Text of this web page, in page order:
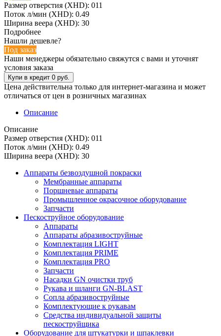
Размер отверстия (XHD): 011
Поток л/мин (XHD): 0.49
Ширина веера (XHD): 30
Подробнее
Нашли дешевле?
Под заказ
Наши менеджеры обязательно свяжутся с вами и уточнят
условия заказа
Цена действительна только для интернет-магазина и может
отличаться от цен в розничных магазинах
Описание
Описание
Размер отверстия (XHD): 011
Поток л/мин (XHD): 0.49
Ширина веера (XHD): 30
Аппараты безвоздушной покраски
Мембранные аппараты
Поршневые аппараты
Промышленное окрасочное оборудование
Запчасти
Пескоструйное оборудование
Аппараты
Аппараты абразивоструйные
Комплектация LIGHT
Комплектация PRIME
Комплектация PRO
Запчасти
Насадки GN очистки труб
Рукава и шланги GN-BLAST
Сопла абразивоструйные
Комплектующие к рукавам
Средства индивидуальной защиты
пескоструйщика
Оборудование для штукатурки и шпаклевки